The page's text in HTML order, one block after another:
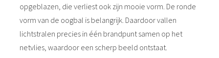
opgeblazen, die verliest ook zijn mooie vorm. De ronde
vorm van de oogbal is belangrijk. Daardoor vallen
lichtstralen precies in één brandpunt samen op het
netvlies, waardoor een scherp beeld ontstaat.